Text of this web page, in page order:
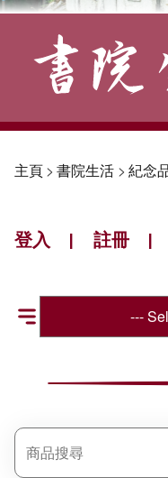
主頁> 書院生活 > 紀念
登入 | 註冊 |
---